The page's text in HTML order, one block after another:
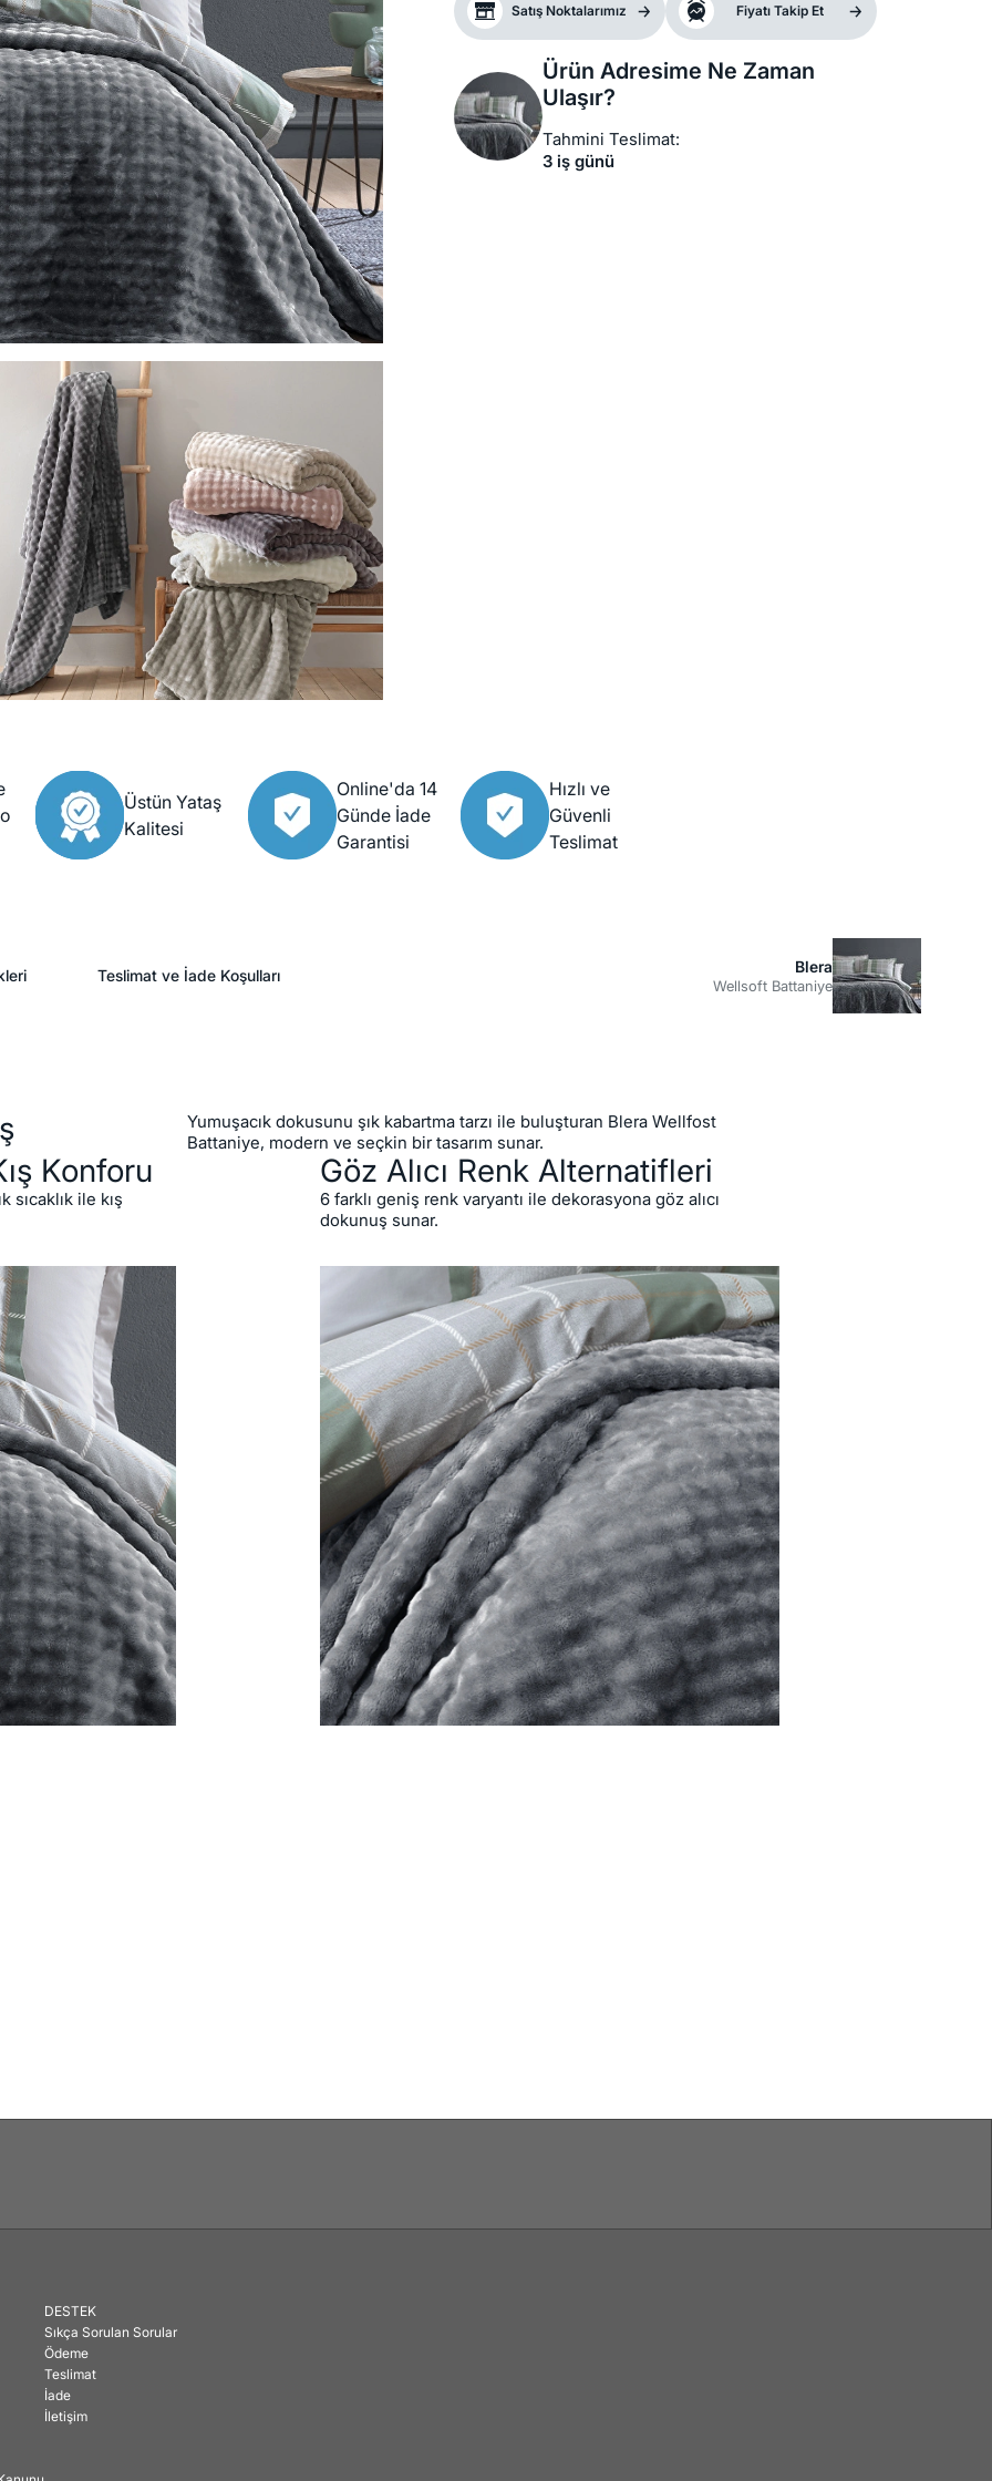
Satış Noktalarımız Fiyatı Takip Et
Ürün Adresime Ne Zaman
Ulaşır?
Tahmini Teslimat:
3 iş günü
Üstün Yataş
Kalitesi
Online'da 14
Günde İade
Garantisi
Hızlı ve
Güvenli
Teslimat
Teslimat ve İade Koşulları Blera
Wellsoft Battaniye
Yumuşacık dokusunu şık kabartma tarzı ile buluşturan Blera Wellfost
Battaniye, modern ve seçkin bir tasarım sunar.
Konforu
sıcaklık ile kış
Göz Alıcı Renk Alternatifleri
6 farklı geniş renk varyantı ile dekorasyona göz alıcı
dokunuş sunar.
DESTEK
Sıkça Sorulan Sorular
Ödeme
Teslimat
İade
İletişim